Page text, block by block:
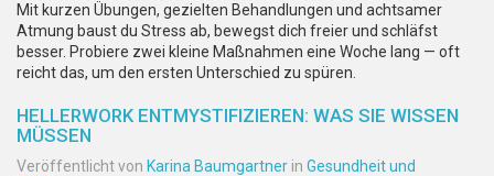
Mit kurzen Übungen, gezielten Behandlungen und achtsamer
Atmung baust du Stress ab, bewegst dich freier und schläfst
besser. Probiere zwei kleine Maßnahmen eine Woche lang — oft
reicht das, um den ersten Unterschied zu spüren.
HELLERWORK ENTMYSTIFIZIEREN: WAS SIE WISSEN
MÜSSEN
Veröffentlicht von Karina Baumgartner in Gesundheit und